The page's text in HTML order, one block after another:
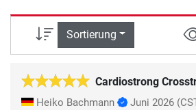
Sortierung
Cardiostrong
Heiko Bachmann Juni 2026